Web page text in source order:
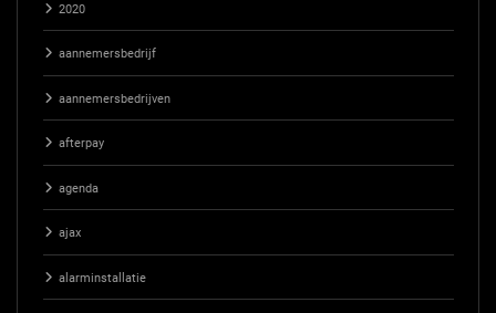
2020
aannemersbedrijf
aannemersbedrijven
afterpay
agenda
ajax
alarminstallatie